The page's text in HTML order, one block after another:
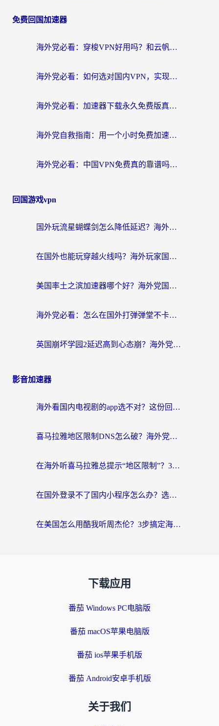
免费回国加速器
海外党必看：穿梭VPN好用吗？和云帆VPN对比哪个回国效果更好？附真实测评+避坑指南
海外党必看：如何选对国内VPN，实现无缝访问国内资源？
海外党必看：加速器下载永久免费版真的存在吗？教你无缝访问国内资源的正确姿势
海外党自救指南：用一个小时免费加速器，轻松打破国内资源访问壁垒？
海外党必看：中国VPN免费真的靠谱吗？手把手教你选对回国加速器
回国游戏vpn
国外玩流星蝴蝶剑怎么降低延迟？海外党必看的加速秘籍（含欧洲鸣潮&彩虹岛优化攻略）
在国外也能玩穿越火线吗？海外玩家国服游戏畅玩终极指南
美国率土之滨加速器哪个好？海外党国服游戏畅玩终极指南（附多游戏解决方案）
海外党必看：怎么在国外打弹弹堂不卡？番茄加速器亲测指南
英国崩坏学园2延迟高到心态崩？海外党国服游戏加速终极指南
影音加速器
海外看国内电视剧的app选不对？这份回国加速器避坑指南帮你流畅追剧
喜马拉雅地区限制DNS怎么破？海外党听国内音乐听书的终极解决方案
在海外听喜马拉雅总提示“地区限制”？3步轻松解除+听国内音乐全攻略
在国外登录不了国内小程序怎么办？选对回国加速器，轻松解锁国内资源
在美国怎么用酷我听周杰伦？3步搞定海外听歌难题
下载应用
番茄 Windows PC电脑版
番茄 macOS苹果电脑版
番茄 ios苹果手机版
番茄 Android安卓手机版
关于我们